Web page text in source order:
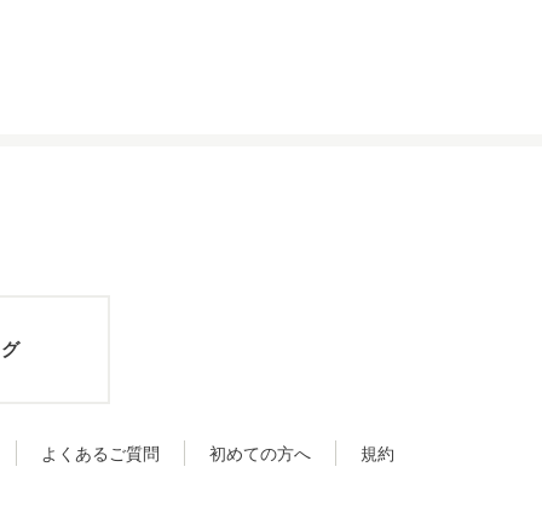
よくあるご質問 初めての方へ 規約